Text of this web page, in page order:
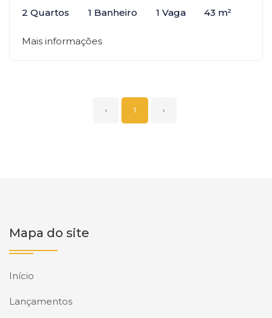
2 Quartos 1 Banheiro 1 Vaga 43 m²
Mais informações
‹ 1 ›
Mapa do site
Início
Lançamentos